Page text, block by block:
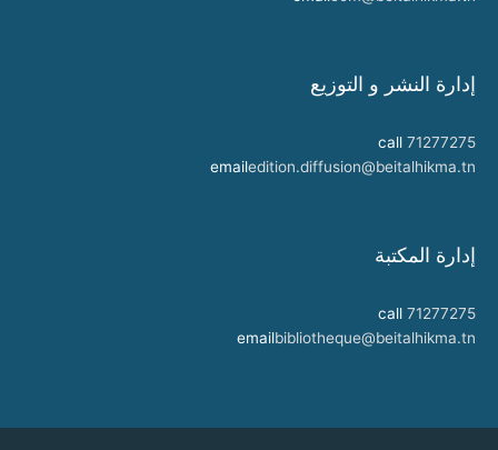
إدارة النشر و التوزيع
call 71277275
emailedition.diffusion@beitalhikma.tn
إدارة المكتبة
call 71277275
emailbibliotheque@beitalhikma.tn